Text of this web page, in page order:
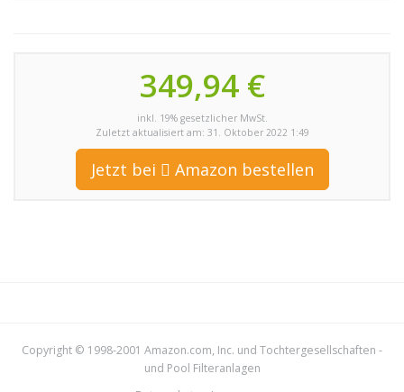
349,94 €
inkl. 19% gesetzlicher MwSt.
Zuletzt aktualisiert am: 31. Oktober 2022 1:49
Jetzt bei Amazon bestellen
Copyright © 1998-2001 Amazon.com, Inc. und Tochtergesellschaften -
und Pool Filteranlagen